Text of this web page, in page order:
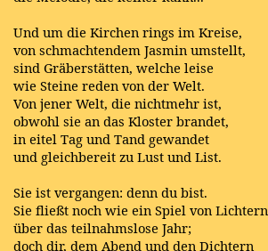
Und um die Kirchen rings im Kreise,
von schmachtendem Jasmin umstellt,
sind Gräberstätten, welche leise
wie Steine reden von der Welt.
Von jener Welt, die nichtmehr ist,
obwohl sie an das Kloster brandet,
in eitel Tag und Tand gewandet
und gleichbereit zu Lust und List.
Sie ist vergangen: denn du bist.
Sie fließt noch wie ein Spiel von Lichtern
über das teilnahmslose Jahr;
doch dir, dem Abend und den Dichtern